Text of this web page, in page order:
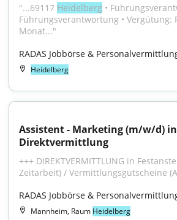
"...69117 Heidelberg •
Führungsverantwortung • Vergütung:
Monat..."
RADAS Jobbörse &
Heidelberg
Assistent - Marketing (m/w/d) in
Direktvermittlung
+++ DIREKTVERMITTLUNG in
Zeitarbeit) / Vermittlungsgutscheine
RADAS Jobbörse &
Mannheim, Raum Heidelberg